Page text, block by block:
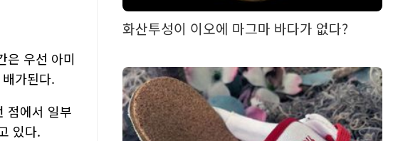
은 우선 아미
가된다.
점에서 일부
있다.
화산투성이 이오에 마그마 바다가 없다?